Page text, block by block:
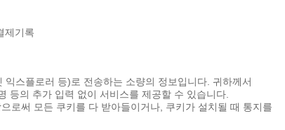
제기록
스플로러 등)로 전송하는 소량의 정보입니다. 귀하께서
등의 추가 입력 없이 서비스를 제공할 수 있습니다.
로써 모든 쿠키를 다 받아들이거나, 쿠키가 설치될 때 통지를